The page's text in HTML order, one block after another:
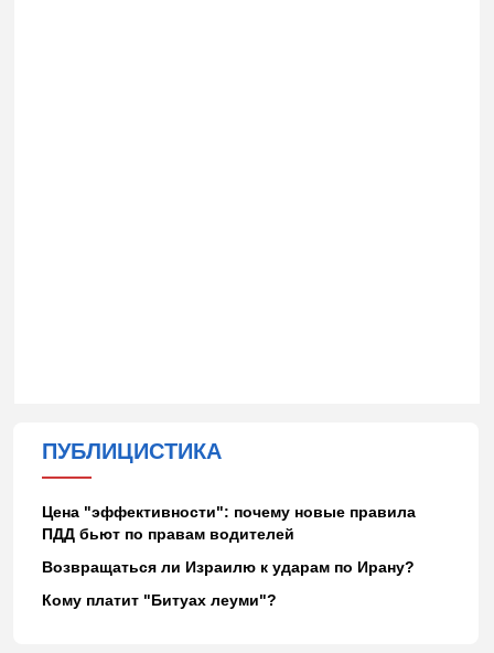
ПУБЛИЦИСТИКА
Цена "эффективности": почему новые правила
ПДД бьют по правам водителей
Возвращаться ли Израилю к ударам по Ирану?
Кому платит "Битуах леуми"?